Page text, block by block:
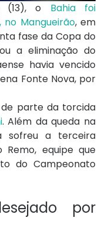
(13), o Bahia foi
Mangueirão, em
fase da Copa do
a eliminação do
havia vencido
Fonte Nova, por
parte da torcida
. Além da queda na
sofreu a terceira
equipe que
do Campeonato
por